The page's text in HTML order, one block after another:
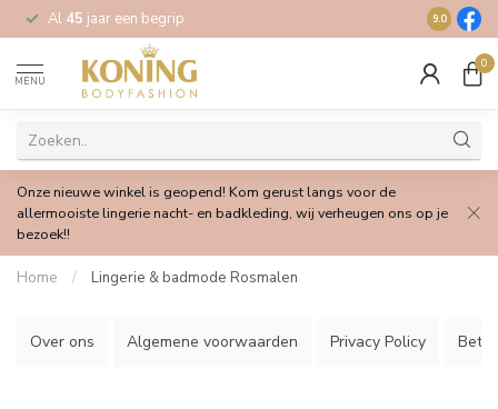
Al 45 jaar een begrip Gratis
9.0
MENU
0
Onze nieuwe winkel is geopend! Kom gerust langs voor de
allermooiste lingerie nacht- en badkleding, wij verheugen ons op je
bezoek!!
Home / Lingerie & badmode Rosmalen
Over ons Algemene voorwaarden Privacy Policy